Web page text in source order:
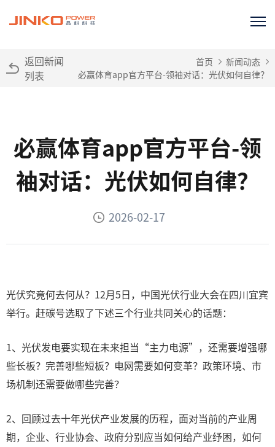
返回新闻
列表
首页
新闻动态
必赢体育app官方平台-领袖对话：光伏如何自律？
必赢体育app官方平台-领
袖对话：光伏如何自律？
2026-02-17
光伏究竟何去何从？12月5日，中国光伏行业大会在四川宜宾
举行。赶碳号选取了下述三个行业共同关心的话题：
1、光伏发电要实现在未来担当“主力电源”，还需要增强哪
些长板？完善哪些短板？电网需要如何变革？政策环境、市
场机制还需要做哪些完善？
2、回顾过去十年光伏产业发展的历程，面对当前的产业周
期，企业、行业协会、政府分别应当如何给产业纾困，如何